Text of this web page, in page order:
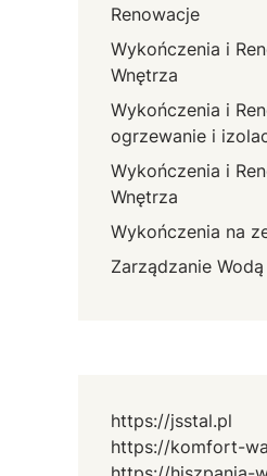
Renowacje
Wykończenia i
Wnętrza
Wykończenia i
ogrzewanie i
Wykończenia i
Wnętrza
Wykończenia na
Zarządzanie Wodą
https://jsstal.pl
https://komfort-